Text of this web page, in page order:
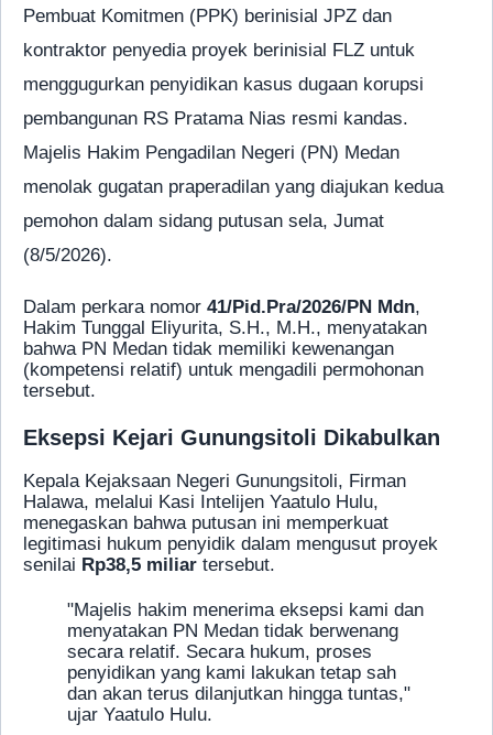
Pembuat Komitmen (PPK) berinisial JPZ dan
kontraktor penyedia proyek berinisial FLZ untuk
menggugurkan penyidikan kasus dugaan korupsi
pembangunan RS Pratama Nias resmi kandas.
Majelis Hakim Pengadilan Negeri (PN) Medan
menolak gugatan praperadilan yang diajukan kedua
pemohon dalam sidang putusan sela, Jumat
(8/5/2026).
Dalam perkara nomor 41/Pid.Pra/2026/PN Mdn,
Hakim Tunggal Eliyurita, S.H., M.H., menyatakan
bahwa PN Medan tidak memiliki kewenangan
(kompetensi relatif) untuk mengadili permohonan
tersebut.
Eksepsi Kejari Gunungsitoli Dikabulkan
Kepala Kejaksaan Negeri Gunungsitoli, Firman
Halawa, melalui Kasi Intelijen Yaatulo Hulu,
menegaskan bahwa putusan ini memperkuat
legitimasi hukum penyidik dalam mengusut proyek
senilai Rp38,5 miliar tersebut.
"Majelis hakim menerima eksepsi kami dan
menyatakan PN Medan tidak berwenang
secara relatif. Secara hukum, proses
penyidikan yang kami lakukan tetap sah
dan akan terus dilanjutkan hingga tuntas,"
ujar Yaatulo Hulu.